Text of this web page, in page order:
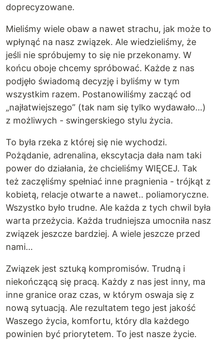
doprecyzowane.
Mieliśmy wiele obaw a nawet strachu, jak może to
wpłynąć na nasz związek. Ale wiedzieliśmy, że
jeśli nie spróbujemy to się nie przekonamy. W
końcu oboje chcemy spróbować. Każde z nas
podjęło świadomą decyzję i byliśmy w tym
wszystkim razem. Postanowiliśmy zacząć od
„najłatwiejszego” (tak nam się tylko wydawało…)
z możliwych - swingerskiego stylu życia.
To była rzeka z której się nie wychodzi.
Pożądanie, adrenalina, ekscytacja dała nam taki
power do działania, że chcieliśmy WIĘCEJ. Tak
też zaczęliśmy spełniać inne pragnienia - trójkąt z
kobietą, relacje otwarte a nawet.. poliamoryczne.
Wszystko było trudne. Ale każda z tych chwil była
warta przeżycia. Każda trudniejsza umocniła nasz
związek jeszcze bardziej. A wiele jeszcze przed
nami…
Związek jest sztuką kompromisów. Trudną i
niekończącą się pracą. Każdy z nas jest inny, ma
inne granice oraz czas, w którym oswaja się z
nową sytuacją. Ale rezultatem tego jest jakość
Waszego życia, komfortu, który dla każdego
powinien być priorytetem. To jest nasze życie.